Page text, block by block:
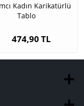
Kadın Karikatürlü
Tablo
474,90 TL